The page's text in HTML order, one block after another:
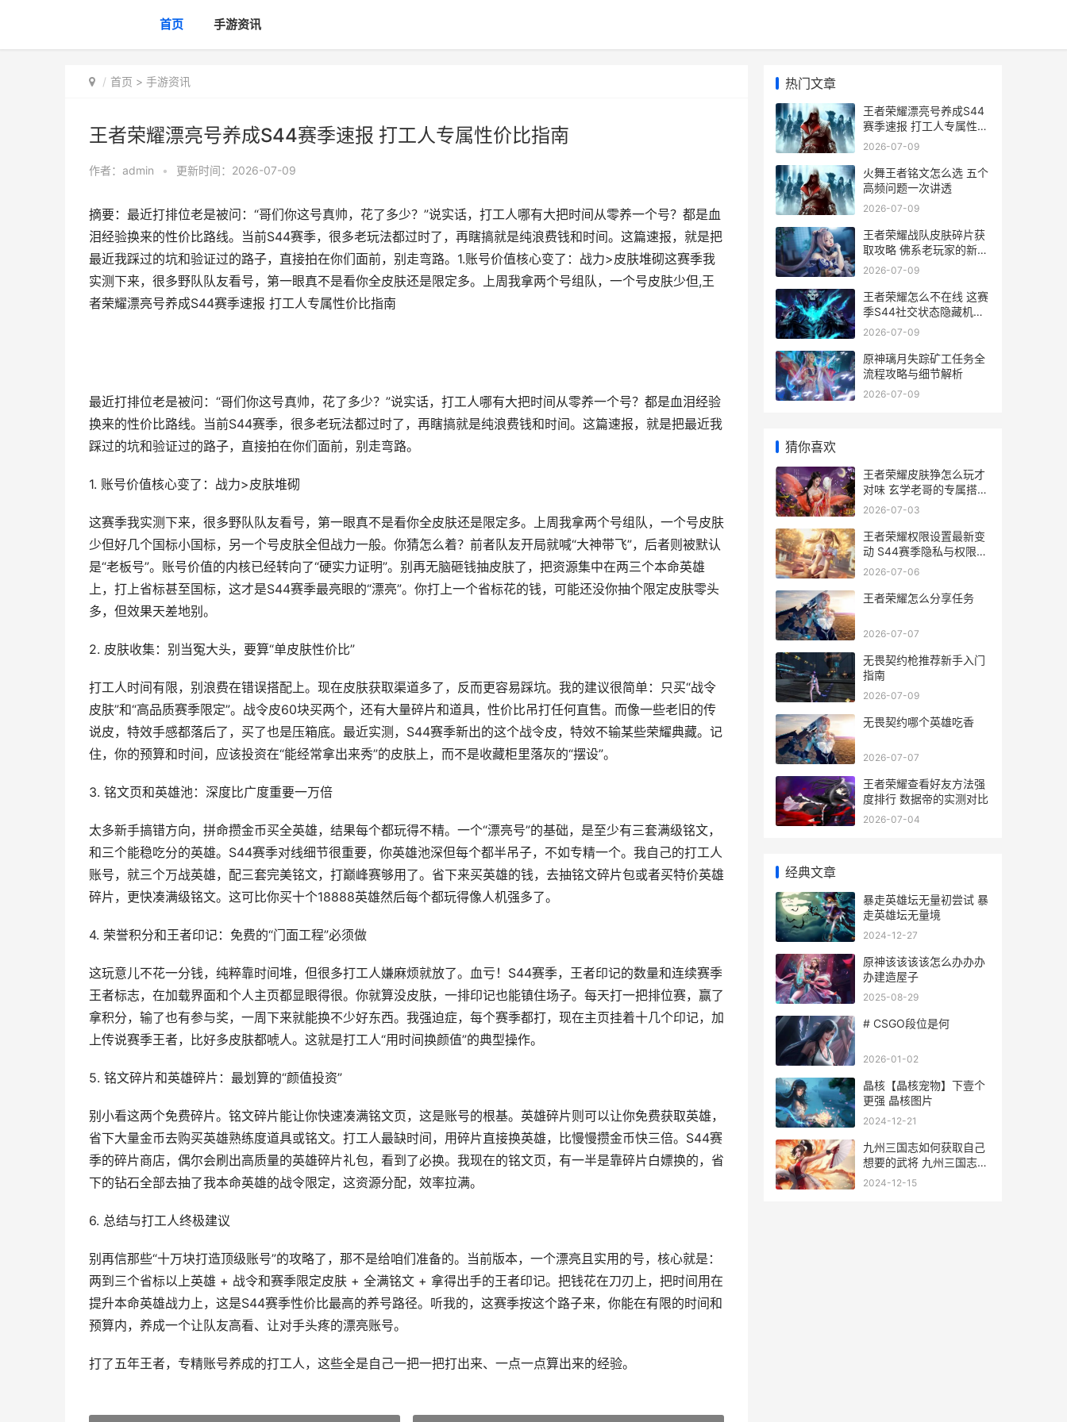
首页 手游资讯
首页 > 手游资讯
王者荣耀漂亮号养成S44赛季速报 打工人专属性价比指南
作者： admin • 更新时间：2026-07-09
摘要：最近打排位老是被问：“哥们你这号真帅，花了多少？”说实话，打工人哪有大把时间从零养一个号？都是血
泪经验换来的性价比路线。当前S44赛季，很多老玩法都过时了，再瞎搞就是纯浪费钱和时间。这篇速报，就是把
最近我踩过的坑和验证过的路子，直接拍在你们面前，别走弯路。1.账号价值核心变了：战力>皮肤堆砌这赛季我
实测下来，很多野队队友看号，第一眼真不是看你全皮肤还是限定多。上周我拿两个号组队，一个号皮肤少但,王
者荣耀漂亮号养成S44赛季速报 打工人专属性价比指南
最近打排位老是被问：“哥们你这号真帅，花了多少？”说实话，打工人哪有大把时间从零养一个号？都是血泪经验
换来的性价比路线。当前S44赛季，很多老玩法都过时了，再瞎搞就是纯浪费钱和时间。这篇速报，就是把最近我
踩过的坑和验证过的路子，直接拍在你们面前，别走弯路。
1. 账号价值核心变了：战力>皮肤堆砌
这赛季我实测下来，很多野队队友看号，第一眼真不是看你全皮肤还是限定多。上周我拿两个号组队，一个号皮肤
少但好几个国标小国标，另一个号皮肤全但战力一般。你猜怎么着？前者队友开局就喊“大神带飞”，后者则被默认
是“老板号”。账号价值的内核已经转向了“硬实力证明”。别再无脑砸钱抽皮肤了，把资源集中在两三个本命英雄
上，打上省标甚至国标，这才是S44赛季最亮眼的“漂亮”。你打上一个省标花的钱，可能还没你抽个限定皮肤零头
多，但效果天差地别。
2. 皮肤收集：别当冤大头，要算“单皮肤性价比”
打工人时间有限，别浪费在错误搭配上。现在皮肤获取渠道多了，反而更容易踩坑。我的建议很简单：只买“战令
皮肤”和“高品质赛季限定”。战令皮60块买两个，还有大量碎片和道具，性价比吊打任何直售。而像一些老旧的传
说皮，特效手感都落后了，买了也是压箱底。最近实测，S44赛季新出的这个战令皮，特效不输某些荣耀典藏。记
住，你的预算和时间，应该投资在“能经常拿出来秀”的皮肤上，而不是收藏柜里落灰的“摆设”。
3. 铭文页和英雄池：深度比广度重要一万倍
太多新手搞错方向，拼命攒金币买全英雄，结果每个都玩得不精。一个“漂亮号”的基础，是至少有三套满级铭文，
和三个能稳吃分的英雄。S44赛季对线细节很重要，你英雄池深但每个都半吊子，不如专精一个。我自己的打工人
账号，就三个万战英雄，配三套完美铭文，打巅峰赛够用了。省下来买英雄的钱，去抽铭文碎片包或者买特价英雄
碎片，更快凑满级铭文。这可比你买十个18888英雄然后每个都玩得像人机强多了。
4. 荣誉积分和王者印记：免费的“门面工程”必须做
这玩意儿不花一分钱，纯粹靠时间堆，但很多打工人嫌麻烦就放了。血亏！S44赛季，王者印记的数量和连续赛季
王者标志，在加载界面和个人主页都显眼得很。你就算没皮肤，一排印记也能镇住场子。每天打一把排位赛，赢了
拿积分，输了也有参与奖，一周下来就能换不少好东西。我强迫症，每个赛季都打，现在主页挂着十几个印记，加
上传说赛季王者，比好多皮肤都唬人。这就是打工人“用时间换颜值”的典型操作。
5. 铭文碎片和英雄碎片：最划算的“颜值投资”
别小看这两个免费碎片。铭文碎片能让你快速凑满铭文页，这是账号的根基。英雄碎片则可以让你免费获取英雄，
省下大量金币去购买英雄熟练度道具或铭文。打工人最缺时间，用碎片直接换英雄，比慢慢攒金币快三倍。S44赛
季的碎片商店，偶尔会刷出高质量的英雄碎片礼包，看到了必换。我现在的铭文页，有一半是靠碎片白嫖换的，省
下的钻石全部去抽了我本命英雄的战令限定，这资源分配，效率拉满。
6. 总结与打工人终极建议
别再信那些“十万块打造顶级账号”的攻略了，那不是给咱们准备的。当前版本，一个漂亮且实用的号，核心就是：
两到三个省标以上英雄 + 战令和赛季限定皮肤 + 全满铭文 + 拿得出手的王者印记。把钱花在刀刃上，把时间用在
提升本命英雄战力上，这是S44赛季性价比最高的养号路径。听我的，这赛季按这个路子来，你能在有限的时间和
预算内，养成一个让队友高看、让对手头疼的漂亮账号。
打了五年王者，专精账号养成的打工人，这些全是自己一把一把打出来、一点一点算出来的经验。
热门文章
王者荣耀漂亮号养成S44
赛季速报 打工人专属性价
比指南
2026-07-09
火舞王者铭文怎么选 五个
高频问题一次讲透
2026-07-09
王者荣耀战队皮肤碎片获
取攻略 佛系老玩家的新手
指南
2026-07-09
王者荣耀怎么不在线 这赛
季S44社交状态隐藏机制
速报与实测解析
2026-07-09
原神璃月失踪矿工任务全
流程攻略与细节解析
2026-07-09
猜你喜欢
王者荣耀皮肤狰怎么玩才
对味 玄学老哥的专属搭配
心得
2026-07-03
王者荣耀权限设置最新变
动 S44赛季隐私与权限全
调整解析
2026-07-06
王者荣耀怎么分享任务
2026-07-07
无畏契约枪推荐新手入门
指南
2026-07-09
无畏契约哪个英雄吃香
2026-07-07
王者荣耀查看好友方法强
度排行 数据帝的实测对比
2026-07-04
经典文章
暴走英雄坛无量初尝试 暴
走英雄坛无量境
2024-12-27
原神该该该该怎么办办办
办建造屋子
2025-08-29
# CSGO段位是何
2026-01-02
晶核【晶核宠物】下壹个
更强 晶核图片
2024-12-21
九州三国志如何获取自己
想要的武将 九州三国志手
游
2024-12-15